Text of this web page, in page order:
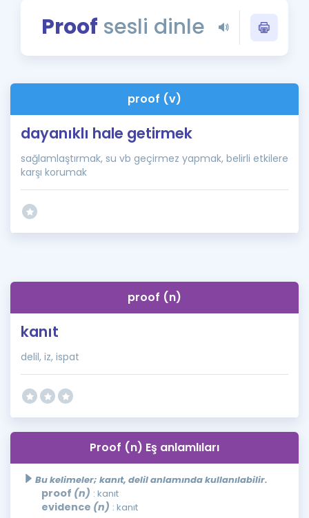
Blog
İngilizce Gramer
Proof sesli dinle
proof (v)
dayanıklı hale getirmek
sağlamlaştırmak, su vb geçirmez yapmak, belirli etkilere
karşı korumak
proof (n)
kanıt
delil, iz, ispat
Proof (n) Eş anlamlıları
Bu kelimeler; kanıt, delil anlamında kullanılabilir.
proof (n) : kanıt
evidence (n) : kanıt